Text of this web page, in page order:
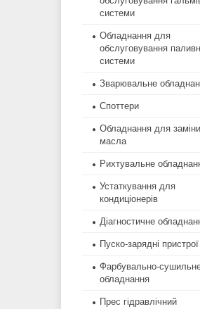
системи
Обладнання для
обслуговування
системи
Зварювальне
Споттери
Обладнання для заміни
масла
Рихтувальне
Устаткування для
кондиціонерів
Діагностичне
Пуско-зарядні пристрої
Фарбувально-
обладнання
Прес гідравлічний